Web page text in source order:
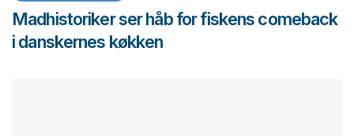
Madhistoriker ser håb for fiskens comeback
i danskernes køkken